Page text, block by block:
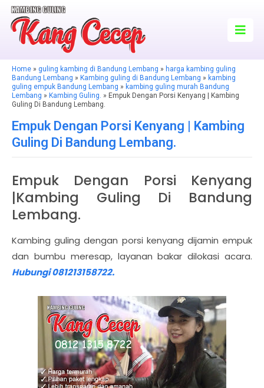
Home » guling kambing di Bandung Lembang » harga kambing guling
Bandung Lembang » Kambing guling di Bandung Lembang » kambing
guling empuk Bandung Lembang » kambing guling murah Bandung
Lembang » Kambing Guling. » Empuk Dengan Porsi Kenyang | Kambing
Guling Di Bandung Lembang.
Empuk Dengan Porsi Kenyang | Kambing
Guling Di Bandung Lembang.
Empuk Dengan Porsi Kenyang
|Kambing Guling Di Bandung
Lembang.
Kambing guling dengan porsi kenyang dijamin empuk
dan bumbu meresap, layanan bakar dilokasi acara.
Hubungi 081213158722.